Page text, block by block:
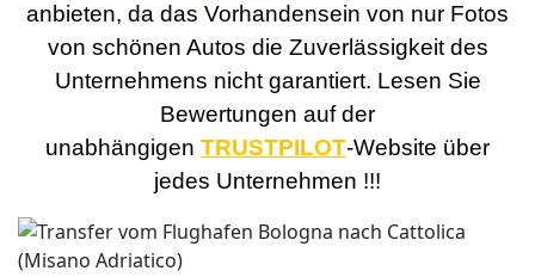
anbieten, da das Vorhandensein von nur Fotos
von schönen Autos die Zuverlässigkeit des
Unternehmens nicht garantiert. Lesen Sie
Bewertungen auf der
unabhängigen TRUSTPILOT-Website über
jedes Unternehmen !!!